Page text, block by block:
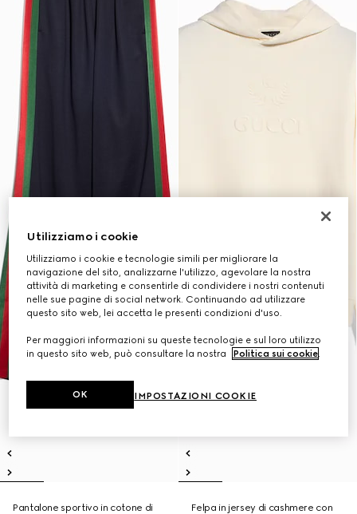
Pantalone sportivo in cotone di
Felpa in jersey di cashmere con
Utilizziamo i cookie
Utilizziamo i cookie e tecnologie simili per migliorare la
navigazione del sito, analizzarne l'utilizzo, agevolare la nostra
attività di marketing e consentirle di condividere i nostri contenuti
nelle sue pagine di social network. Continuando ad utilizzare
questo sito web, lei accetta le presenti condizioni d'uso.
Per maggiori informazioni su queste tecnologie e sul loro utilizzo
in questo sito web, può consultare la nostra
Politica sui cookie.
IMPOSTAZIONI COOKIE
OK